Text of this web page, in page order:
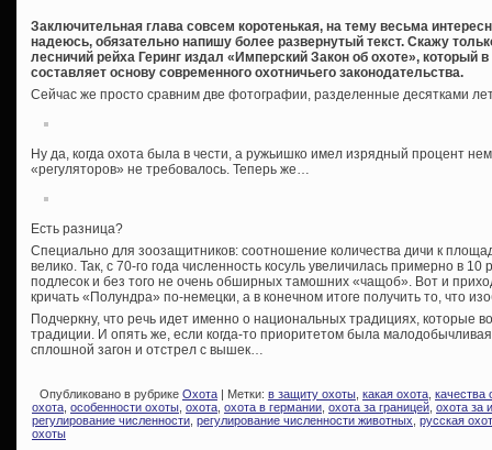
Заключительная глава совсем коротенькая, на тему весьма
надеюсь, обязательно напишу более развернутый текст. Скажу
лесничий рейха Геринг издал «Имперский Закон об охоте», который
составляет основу современного охотничьего законодательства.
Сейчас же просто сравним две фотографии, разделенные десятками
Ну да, когда охота была в чести, а ружьишко имел изрядный процент
«регуляторов» не требовалось. Теперь же…
Есть разница?
Специально для зоозащитников: соотношение количества дичи к
велико. Так, с 70-го года численность косуль увеличилась примерно в
подлесок и без того не очень обширных тамошних «чащоб». Вот и
кричать «Полундра» по-немецки, а в конечном итоге получить то, что
Подчеркну, что речь идет именно о национальных традициях, которые
традиции. И опять же, если когда-то приоритетом была
сплошной загон и отстрел с вышек…
Опубликовано в рубрике Охота | Метки: в защиту охоты какая охота качества
охота особенности охоты охота охота в германии охота за границей охота за
регулирование численности регулирование численности животных русская
охоты